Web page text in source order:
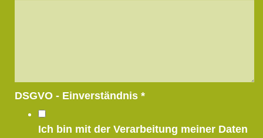
DSGVO - Einverständnis *
Ich bin mit der Verarbeitung meiner Daten